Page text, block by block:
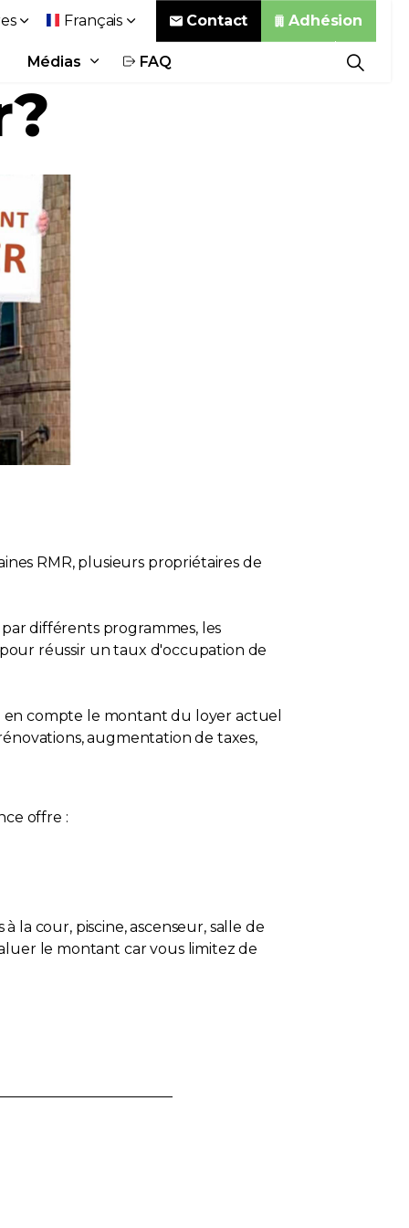
Médias FAQ
Français Contact Adhésion
RMR, plusieurs propriétaires de
différents programmes, les
réussir un taux d'occupation de
compte le montant du loyer actuel
augmentation de taxes,
offre :
cour, piscine, ascenseur, salle de
le montant car vous limitez de